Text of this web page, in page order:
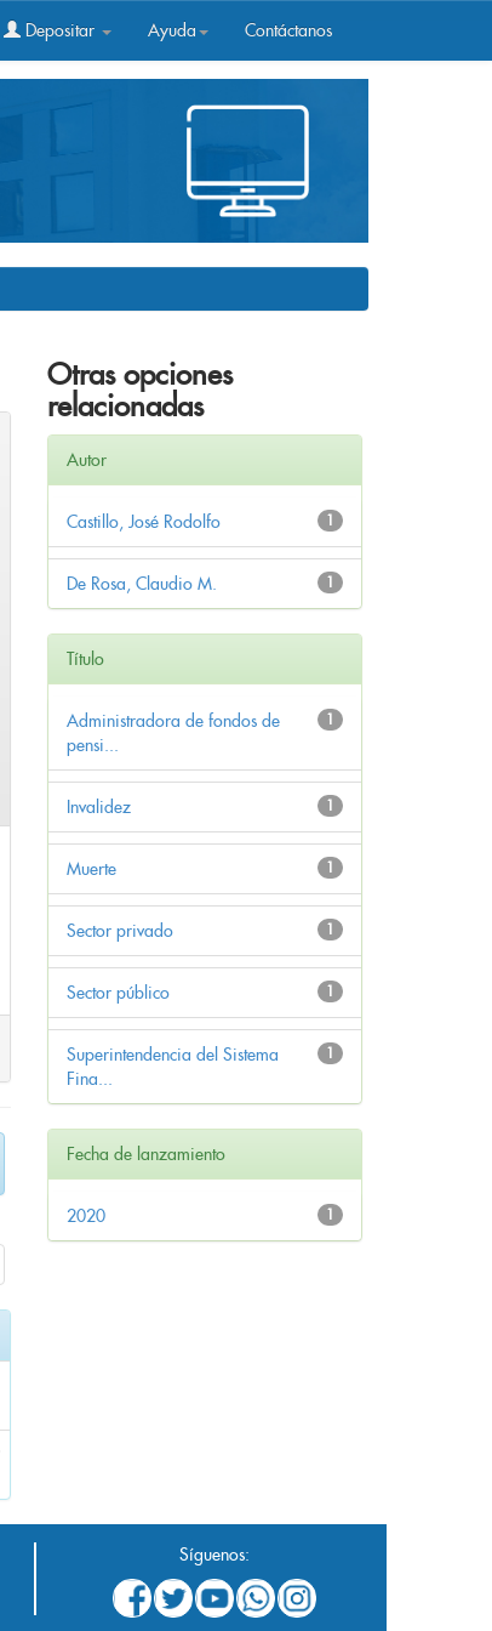
Depositar Ayuda Contáctanos
Otras opciones
relacionadas
Autor
1
Castillo, José Rodolfo
1
De Rosa, Claudio M.
Título
1
Administradora de fondos de
pensi...
1
Invalidez
1
Muerte
1
Sector privado
1
Sector público
1
Superintendencia del Sistema
Fina...
Fecha de lanzamiento
1
2020
Síguenos: